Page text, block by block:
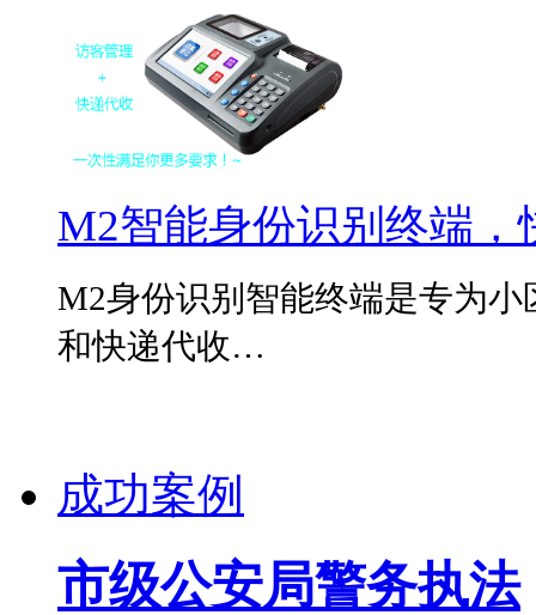
M2智能身份识别终端
M2身份识别智能终端是专为
和快递代收…
成功案例
市级公安局警务执法